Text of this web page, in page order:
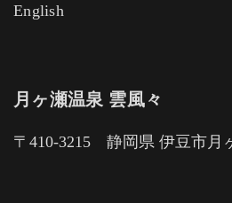
English
月ヶ瀬温泉 雲風々
〒410-3215 静岡県 伊豆市月